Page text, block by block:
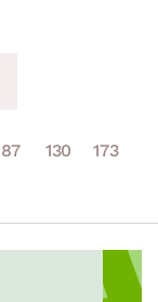
87 130 173